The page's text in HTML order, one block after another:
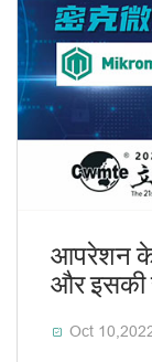
आपरेशन के
और इसकी
 Oct